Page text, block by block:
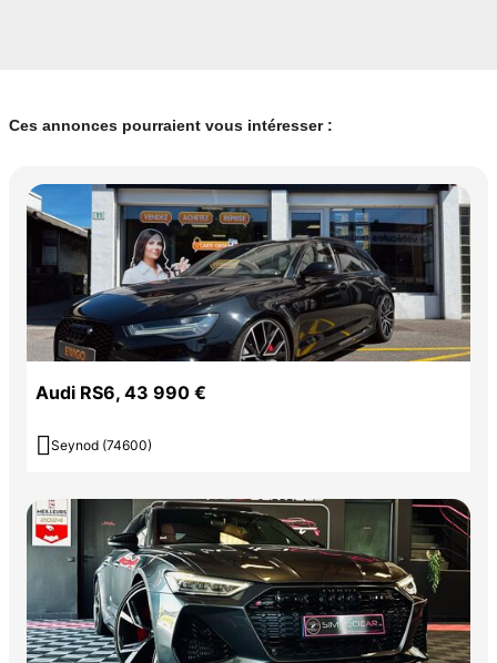
Ces annonces pourraient vous intéresser :
Audi RS6, 43 990 €
 Seynod (74600)